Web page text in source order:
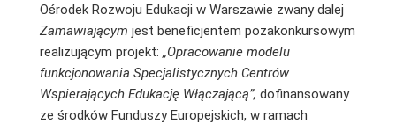
Ośrodek Rozwoju Edukacji w Warszawie zwany dalej
Zamawiającym jest beneficjentem pozakonkursowym
realizującym projekt: „Opracowanie modelu
funkcjonowania Specjalistycznych Centrów
Wspierających Edukację Włączającą”, dofinansowany
ze środków Funduszy Europejskich, w ramach